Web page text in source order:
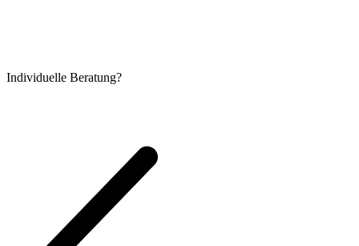
Individuelle Beratung?